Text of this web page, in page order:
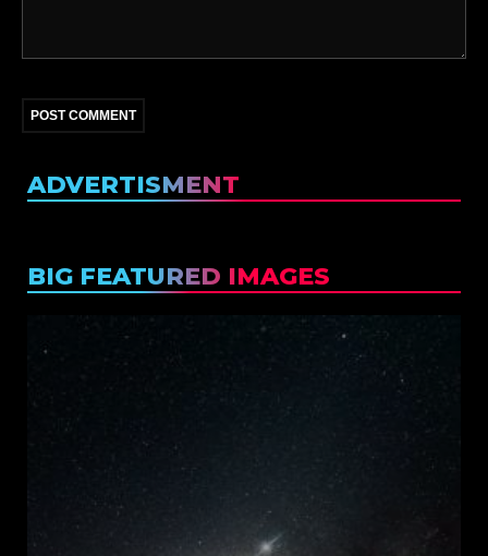
ADVERTISMENT
BIG FEATURED IMAGES